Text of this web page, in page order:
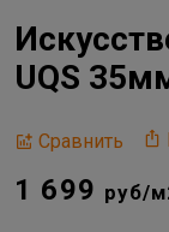
UQS
Сравнить
1 699 руб/